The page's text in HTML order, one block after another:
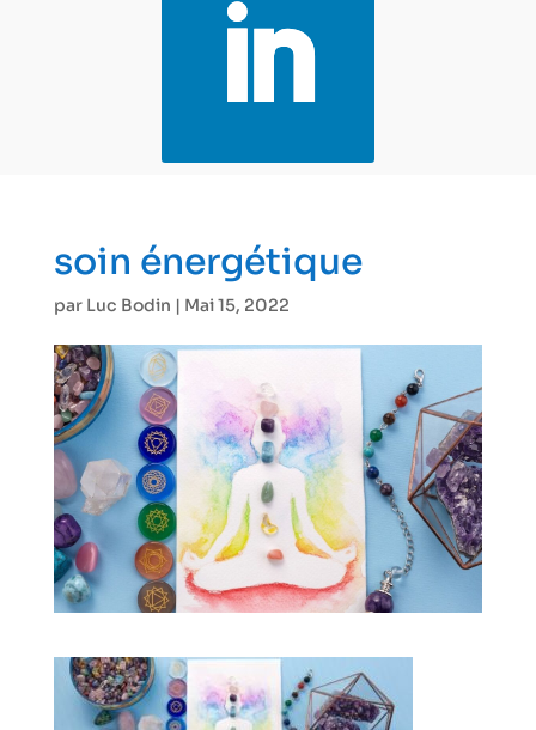
soin énergétique
par Luc Bodin | Mai 15, 2022